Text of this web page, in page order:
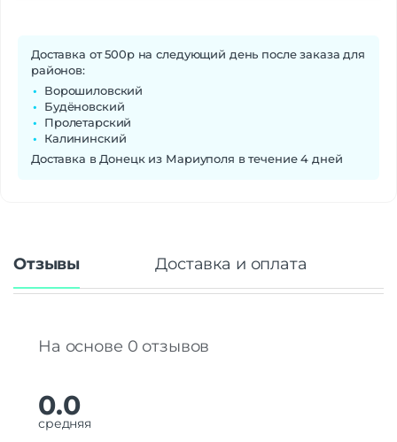
Доставка от 500р на следующий день после заказа для
районов:
Ворошиловский
Будёновский
Пролетарский
Калининский
Доставка в Донецк из Мариуполя в течение 4 дней
Отзывы Доставка и оплата
На основе 0 отзывов
0.0
средняя